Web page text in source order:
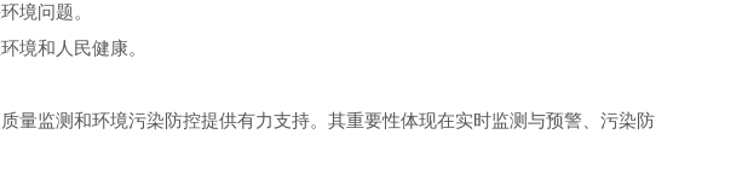
境问题。
境和人民健康。
监测和环境污染防控提供有力支持。其重要性体现在实时监测与预警、污染防